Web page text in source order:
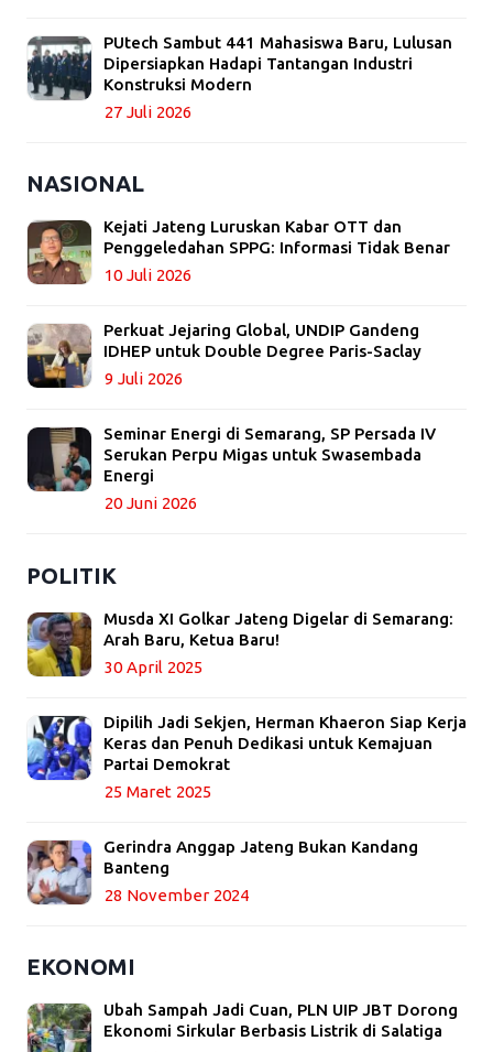
PUtech Sambut 441 Mahasiswa Baru, Lulusan
Dipersiapkan Hadapi Tantangan Industri
Konstruksi Modern
27 Juli 2026
NASIONAL
Kejati Jateng Luruskan Kabar OTT dan
Penggeledahan SPPG: Informasi Tidak Benar
10 Juli 2026
Perkuat Jejaring Global, UNDIP Gandeng
IDHEP untuk Double Degree Paris-Saclay
9 Juli 2026
Seminar Energi di Semarang, SP Persada IV
Serukan Perpu Migas untuk Swasembada
Energi
20 Juni 2026
POLITIK
Musda XI Golkar Jateng Digelar di Semarang:
Arah Baru, Ketua Baru!
30 April 2025
Dipilih Jadi Sekjen, Herman Khaeron Siap Kerja
Keras dan Penuh Dedikasi untuk Kemajuan
Partai Demokrat
25 Maret 2025
Gerindra Anggap Jateng Bukan Kandang
Banteng
28 November 2024
EKONOMI
Ubah Sampah Jadi Cuan, PLN UIP JBT Dorong
Ekonomi Sirkular Berbasis Listrik di Salatiga